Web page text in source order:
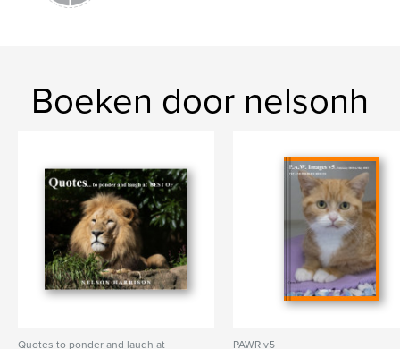
Boeken door nelsonh
Quotes to ponder and laugh at PAWR v5